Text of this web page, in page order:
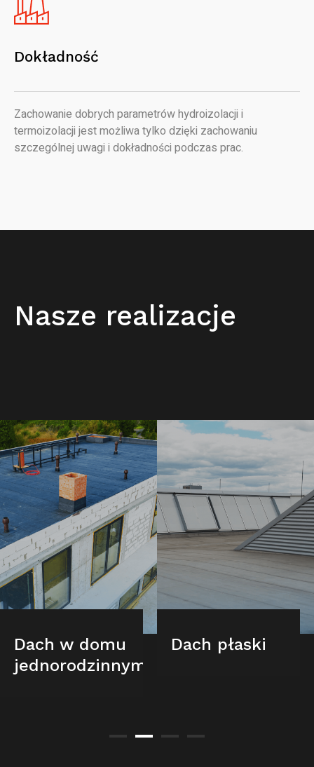
Dokładność
Zachowanie dobrych parametrów hydroizolacji i
termoizolacji jest możliwa tylko dzięki zachowaniu
szczególnej uwagi i dokładności podczas prac.
Nasze realizacje
Dach w domu
jednorodzinnym
Dach płaski